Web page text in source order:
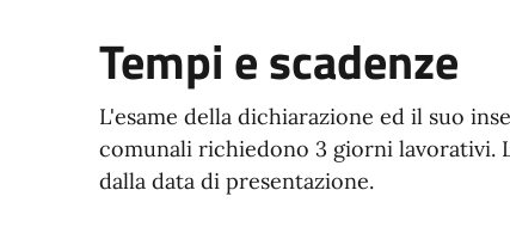
Tempi e scadenze
L'esame della dichiarazione ed il suo
comunali richiedono 3 giorni lavorativi.
dalla data di presentazione.